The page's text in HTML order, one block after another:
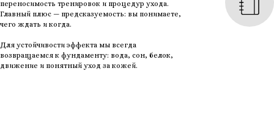
переносимость тренировок и процедур ухода.
Главный плюс — предсказуемость: вы понимаете,
чего ждать и когда.
Для устойчивости эффекта мы всегда
возвращаемся к фундаменту: вода, сон, белок,
движение и понятный уход за кожей.